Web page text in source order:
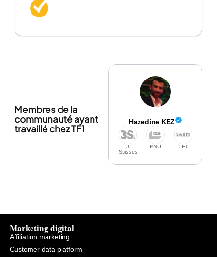
Membres de la
communauté ayant
travaillé chez TF1
Hazedine KEZ
3
Suisses
PMU TF1
Marketing digital
Affiliation marketing
Customer data platform